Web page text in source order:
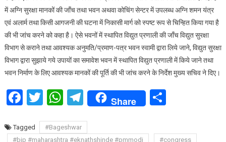
में अग्नि सुरक्षा मानकों की जाँच तथा भवन अथवा कोचिंग सेन्टर में उपलब्ध अग्नि शमन यंत्र
एवं अलार्म तथा किसी आगजनी की घटना में निकासी मार्ग को स्पष्ट रूप से चिन्हित किया गया है
की भी जांच करने को कहा है। ऐसे भवनों में स्थापित विद्युत प्रणाली की जाँच विद्युत सुरक्षा
विभाग से कराने तथा आवश्यक अनुमति/प्रमाण-पत्र भवन स्वामी द्वारा लिये जाने, विद्युत सुरक्षा
विभाग द्वारा सुझाये गये उपायों का समावेश भवन में स्थापित विद्युत प्रणाली में किये जाने तथा
भवन निर्माण के लिए आवश्यक मानकों की पूर्ति की भी जांच करने के निर्देश मुख्य सचिव ने दिए।
Facebook
Twitter
WhatsApp
Telegram
Share Share
Tagged
#Bageshwar
#bjp #maharashtra #eknathshinde #pmmodi
#congress